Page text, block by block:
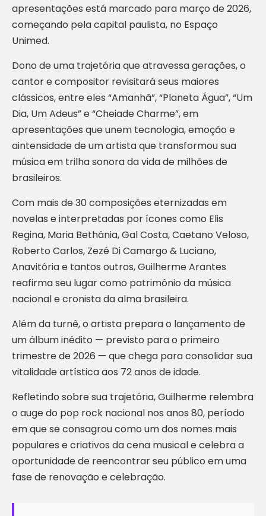
apresentações está marcado para março de 2026,
começando pela capital paulista, no Espaço
Unimed.
Dono de uma trajetória que atravessa gerações, o
cantor e compositor revisitará seus maiores
clássicos, entre eles “Amanhã”, “Planeta Água”, “Um
Dia, Um Adeus” e “Cheiade Charme”, em
apresentações que unem tecnologia, emoção e
aintensidade de um artista que transformou sua
música em trilha sonora da vida de milhões de
brasileiros.
Com mais de 30 composições eternizadas em
novelas e interpretadas por ícones como Elis
Regina, Maria Bethânia, Gal Costa, Caetano Veloso,
Roberto Carlos, Zezé Di Camargo & Luciano,
Anavitória e tantos outros, Guilherme Arantes
reafirma seu lugar como patrimônio da música
nacional e cronista da alma brasileira.
Além da turnê, o artista prepara o lançamento de
um álbum inédito — previsto para o primeiro
trimestre de 2026 — que chega para consolidar sua
vitalidade artística aos 72 anos de idade.
Refletindo sobre sua trajetória, Guilherme relembra
o auge do pop rock nacional nos anos 80, período
em que se consagrou como um dos nomes mais
populares e criativos da cena musical e celebra a
oportunidade de reencontrar seu público em uma
fase de renovação e celebração.